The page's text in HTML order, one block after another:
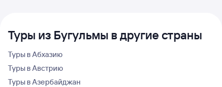
Туры из Бугульмы в другие страны
Туры в Абхазию
Туры в Австрию
Туры в Азербайджан